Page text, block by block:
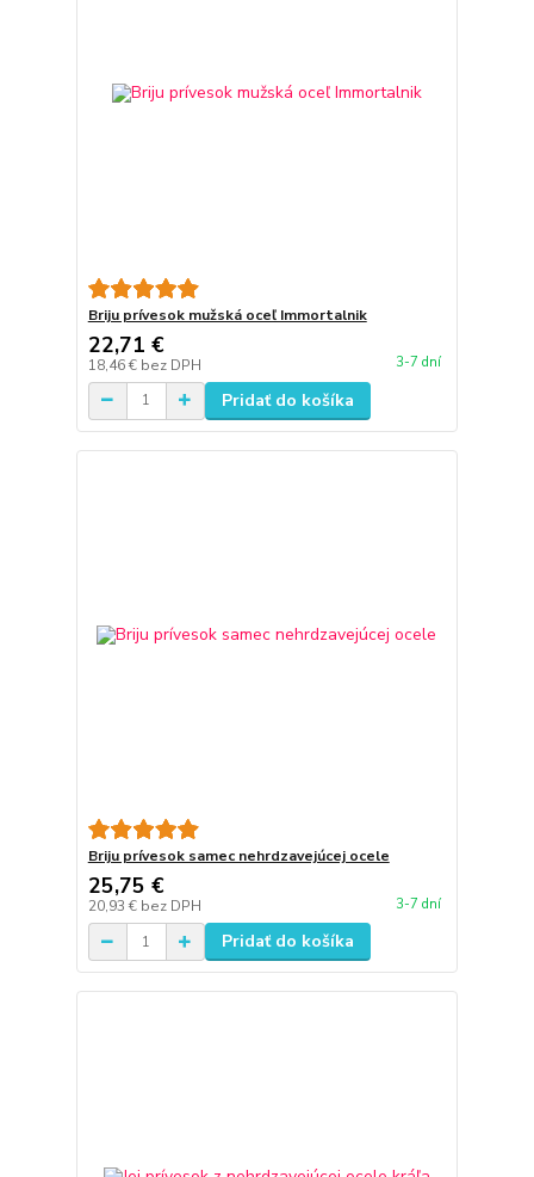
Briju prívesok mužská oceľ Immortalnik
22,71 €
18,46 € bez DPH 3-7 dní
Pridať do košíka
Briju prívesok samec nehrdzavejúcej ocele
25,75 €
20,93 € bez DPH 3-7 dní
Pridať do košíka